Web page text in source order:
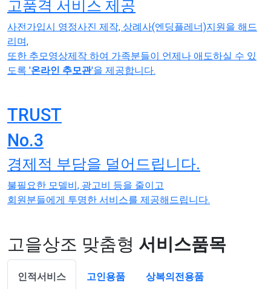
고품격 서비스 제공
사전가입시 영정사진 제작, 상례사(엔딩플레너)지원을 해드
리며,
또한 추모영상제작 하여 가족분들이 언제나 애도하실 수 있
도록 '온라인 추모관'을 제공합니다.
TRUST
No.3
경제적 부담을 덜어드립니다.
불필요한 모델비, 광고비 등을 줄이고
회원분들에게 투명한 서비스를 제공해드립니다.
고을상조 맞춤형 서비스품목
인적서비스 고인용품 상복의전용품